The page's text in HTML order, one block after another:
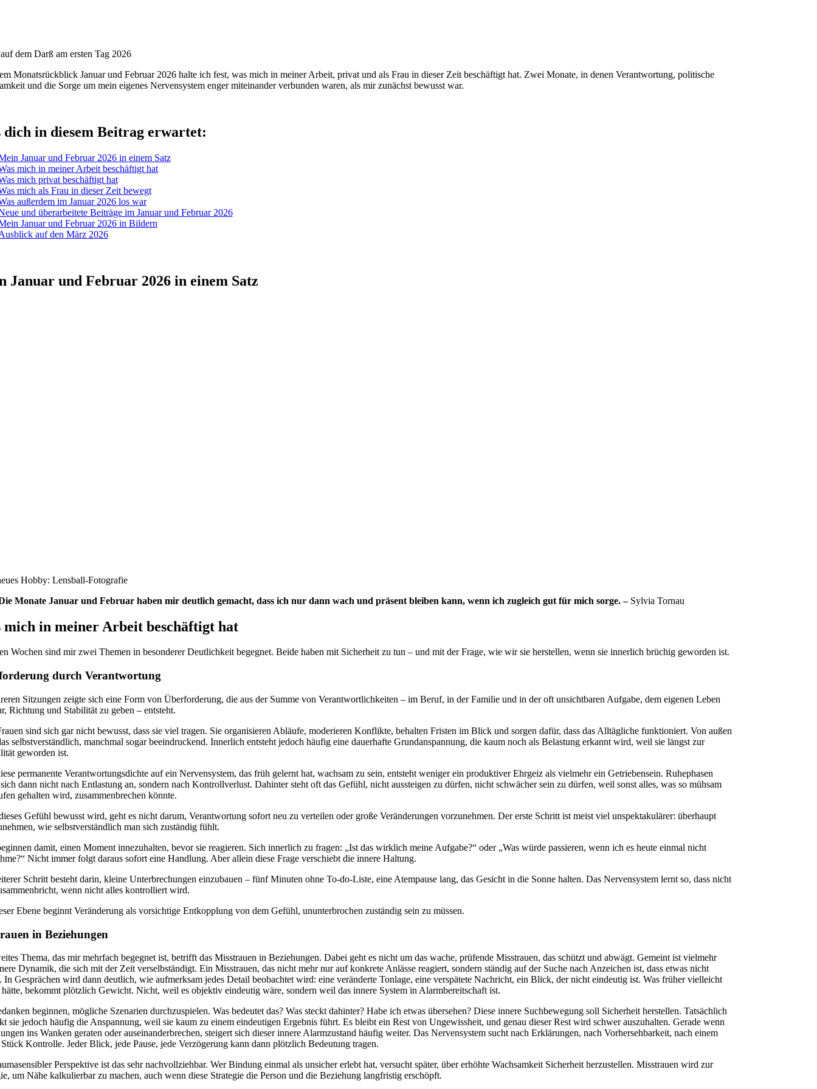
dem Darß am ersten Tag 2026
Monatsrückblick Januar und Februar 2026 halte ich fest, was mich in meiner Arbeit, privat und als Frau in dieser Zeit beschäftigt hat. Zwei Monate, in denen Verantwortung, politische
und die Sorge um mein eigenes Nervensystem enger miteinander verbunden waren, als mir zunächst bewusst war.
dich in diesem Beitrag erwartet:
Januar und Februar 2026 in einem Satz
mich in meiner Arbeit beschäftigt hat
mich privat beschäftigt hat
mich als Frau in dieser Zeit bewegt
außerdem im Januar 2026 los war
und überarbeitete Beiträge im Januar und Februar 2026
Januar und Februar 2026 in Bildern
auf den März 2026
Januar und Februar 2026 in einem Satz
Hobby: Lensball-Fotografie
Monate Januar und Februar haben mir deutlich gemacht, dass ich nur dann wach und präsent bleiben kann, wenn ich zugleich gut für mich sorge. – Sylvia Tornau
mich in meiner Arbeit beschäftigt hat
Wochen sind mir zwei Themen in besonderer Deutlichkeit begegnet. Beide haben mit Sicherheit zu tun – und mit der Frage, wie wir sie herstellen, wenn sie innerlich brüchig geworden ist.
durch Verantwortung
Sitzungen zeigte sich eine Form von Überforderung, die aus der Summe von Verantwortlichkeiten – im Beruf, in der Familie und in der oft unsichtbaren Aufgabe, dem eigenen Leben
Richtung und Stabilität zu geben – entsteht.
sind sich gar nicht bewusst, dass sie viel tragen. Sie organisieren Abläufe, moderieren Konflikte, behalten Fristen im Blick und sorgen dafür, dass das Alltägliche funktioniert. Von außen
selbstverständlich, manchmal sogar beeindruckend. Innerlich entsteht jedoch häufig eine dauerhafte Grundanspannung, die kaum noch als Belastung erkannt wird, weil sie längst zur
geworden ist.
permanente Verantwortungsdichte auf ein Nervensystem, das früh gelernt hat, wachsam zu sein, entsteht weniger ein produktiver Ehrgeiz als vielmehr ein Getriebensein. Ruhephasen
dann nicht nach Entlastung an, sondern nach Kontrollverlust. Dahinter steht oft das Gefühl, nicht aussteigen zu dürfen, nicht schwächer sein zu dürfen, weil sonst alles, was so mühsam
gehalten wird, zusammenbrechen könnte.
Gefühl bewusst wird, geht es nicht darum, Verantwortung sofort neu zu verteilen oder große Veränderungen vorzunehmen. Der erste Schritt ist meist viel unspektakulärer: überhaupt
wie selbstverständlich man sich zuständig fühlt.
damit, einen Moment innezuhalten, bevor sie reagieren. Sich innerlich zu fragen: „Ist das wirklich meine Aufgabe?“ oder „Was würde passieren, wenn ich es heute einmal nicht
Nicht immer folgt daraus sofort eine Handlung. Aber allein diese Frage verschiebt die innere Haltung.
Schritt besteht darin, kleine Unterbrechungen einzubauen – fünf Minuten ohne To-do-Liste, eine Atempause lang, das Gesicht in die Sonne halten. Das Nervensystem lernt so, dass nicht
wenn nicht alles kontrolliert wird.
Ebene beginnt Veränderung als vorsichtige Entkopplung von dem Gefühl, ununterbrochen zuständig sein zu müssen.
in Beziehungen
Thema, das mir mehrfach begegnet ist, betrifft das Misstrauen in Beziehungen. Dabei geht es nicht um das wache, prüfende Misstrauen, das schützt und abwägt. Gemeint ist vielmehr
Dynamik, die sich mit der Zeit verselbständigt. Ein Misstrauen, das nicht mehr nur auf konkrete Anlässe reagiert, sondern ständig auf der Suche nach Anzeichen ist, dass etwas nicht
In Gesprächen wird dann deutlich, wie aufmerksam jedes Detail beobachtet wird: eine veränderte Tonlage, eine verspätete Nachricht, ein Blick, der nicht eindeutig ist. Was früher vielleicht
bekommt plötzlich Gewicht. Nicht, weil es objektiv eindeutig wäre, sondern weil das innere System in Alarmbereitschaft ist.
beginnen, mögliche Szenarien durchzuspielen. Was bedeutet das? Was steckt dahinter? Habe ich etwas übersehen? Diese innere Suchbewegung soll Sicherheit herstellen. Tatsächlich
sie jedoch häufig die Anspannung, weil sie kaum zu einem eindeutigen Ergebnis führt. Es bleibt ein Rest von Ungewissheit, und genau dieser Rest wird schwer auszuhalten. Gerade wenn
ins Wanken geraten oder auseinanderbrechen, steigert sich dieser innere Alarmzustand häufig weiter. Das Nervensystem sucht nach Erklärungen, nach Vorhersehbarkeit, nach einem
Kontrolle. Jeder Blick, jede Pause, jede Verzögerung kann dann plötzlich Bedeutung tragen.
Perspektive ist das sehr nachvollziehbar. Wer Bindung einmal als unsicher erlebt hat, versucht später, über erhöhte Wachsamkeit Sicherheit herzustellen. Misstrauen wird zur
um Nähe kalkulierbar zu machen, auch wenn diese Strategie die Person und die Beziehung langfristig erschöpft.